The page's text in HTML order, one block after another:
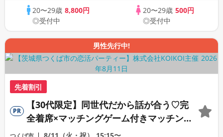
20〜29歳8,800円
◎受付中
20〜29歳 500円
◎受付中
男性先行中!
先着割引
PR
【30代限定】同世代だから話が合う♡完
全着席×マッチングゲーム付きマッチング
コン